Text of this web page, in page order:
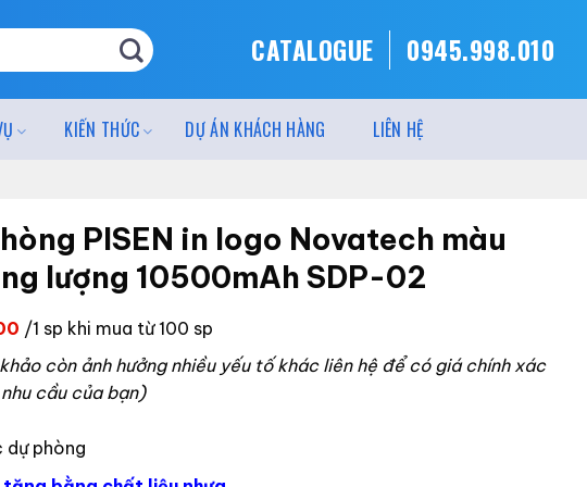
CATALOGUE 0945.998.010
KIẾN THỨC DỰ ÁN KHÁCH HÀNG LIÊN HỆ
PISEN in logo Novatech màu
lượng 10500mAh SDP-02
/1 sp khi mua từ 100 sp
còn ảnh hưởng nhiều yếu tố khác liên hệ để có giá chính xác
cầu của bạn)
dự phòng